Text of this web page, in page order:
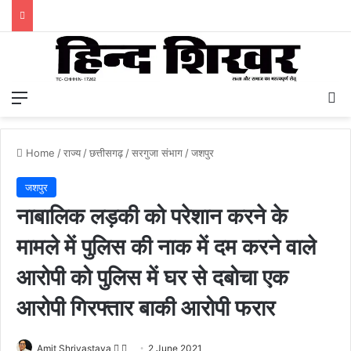
Home /राज्य/छत्तीसगढ़/सरगुजा संभाग/जशपुर
जशपुर
नाबालिक लड़की को परेशान करने के
मामले में पुलिस की नाक में दम करने वाले
आरोपी को पुलिस में घर से दबोचा एक
आरोपी गिरफ्तार बाकी आरोपी फरार
Amit Shrivastava
F
2 June 2021